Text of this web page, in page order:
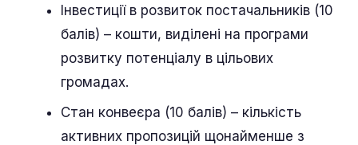
Інвестиції в розвиток постачальників (10
балів) – кошти, виділені на програми
розвитку потенціалу в цільових
громадах.
Стан конвеєра (10 балів) – кількість
активних пропозицій щонайменше з